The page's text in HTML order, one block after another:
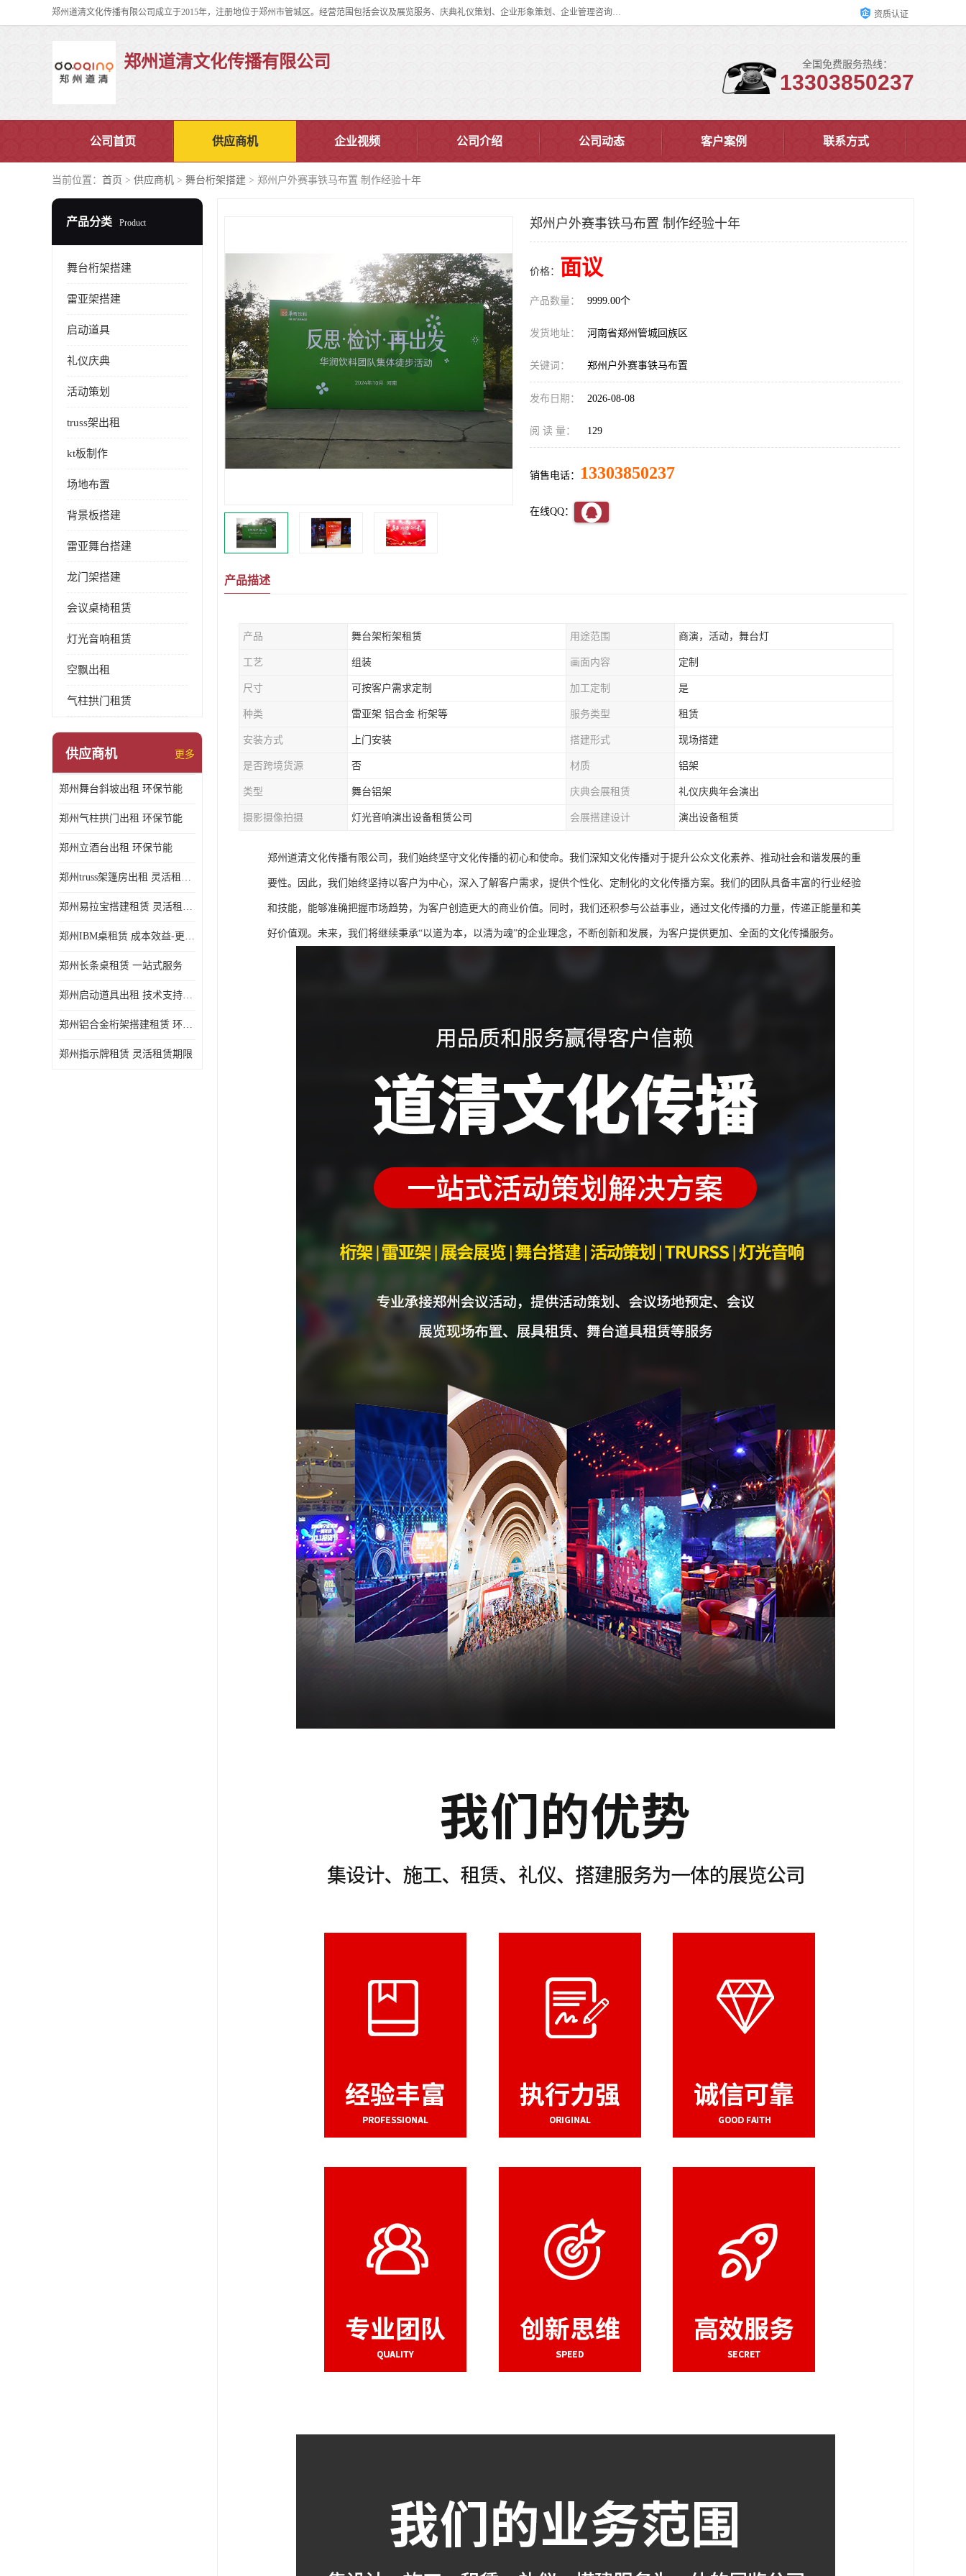
郑州道清文化传播有限公司成立于2015年，注册地位于郑州市管城区。经营范围包括会议及展览服务、庆典礼仪策划、企业形象策划、企业管理咨询、计算机图文设计、制作等。主要产品服务有：舞台桁架搭建，背景板搭建，灯光音响，雷亚舞台搭建、龙门架搭建、会议桌椅租赁、灯光音响租赁、空飘出租、气柱拱门租赁、喷绘写真制作、kt板制作。 资质认证
郑州道清文化传播有限公司 全国免费服务热线：
13303850237
公司首页 供应商机 企业视频 公司介绍 公司动态 客户案例 联系方式
当前位置： 首页 > 供应商机 > 舞台桁架搭建 > 郑州户外赛事铁马布置 制作经验十年
产品分类 Product
舞台桁架搭建
雷亚架搭建
启动道具
礼仪庆典
活动策划
truss架出租
kt板制作
场地布置
背景板搭建
雷亚舞台搭建
龙门架搭建
会议桌椅租赁
灯光音响租赁
空飘出租
气柱拱门租赁
供应商机 更多
郑州舞台斜坡出租 环保节能
郑州气柱拱门出租 环保节能
郑州立酒台出租 环保节能
郑州truss架篷房出租 灵活租赁期限
郑州易拉宝搭建租赁 灵活租赁期限
郑州IBM桌租赁 成本效益-更具经济性和实用性
郑州长条桌租赁 一站式服务
郑州启动道具出租 技术支持与现场服务
郑州铝合金桁架搭建租赁 环保节能
郑州指示牌租赁 灵活租赁期限
郑州户外赛事铁马布置 制作经验十年
价格： 面议
产品数量： 9999.00个
发货地址： 河南省郑州管城回族区
关键词： 郑州户外赛事铁马布置
发布日期： 2026-08-08
阅 读 量： 129
销售电话： 13303850237
在线QQ：
产品描述
产品 舞台架桁架租赁 用途范围 商演，活动，舞台灯
工艺 组装 画面内容 定制
尺寸 可按客户需求定制 加工定制 是
种类 雷亚架 铝合金 桁架等 服务类型 租赁
安装方式 上门安装 搭建形式 现场搭建
是否跨境货源 否 材质 铝架
类型 舞台铝架 庆典会展租赁 礼仪庆典年会演出
摄影摄像拍摄 灯光音响演出设备租赁公司 会展搭建设计 演出设备租赁
郑州道清文化传播有限公司，我们始终坚守文化传播的初心和使命。我们深知文化传播对于提升公众文化素养、推动社会和谐发展的重
要性。因此，我们始终坚持以客户为中心，深入了解客户需求，提供个性化、定制化的文化传播方案。我们的团队具备丰富的行业经验
和技能，能够准确把握市场趋势，为客户创造更大的商业价值。同时，我们还积参与公益事业，通过文化传播的力量，传递正能量和美
好价值观。未来，我们将继续秉承“以道为本，以清为魂”的企业理念，不断创新和发展，为客户提供更加、全面的文化传播服务。